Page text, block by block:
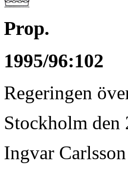
Prop.
1995/96:102
Regeringen
Stockholm den
Ingvar Carlsson